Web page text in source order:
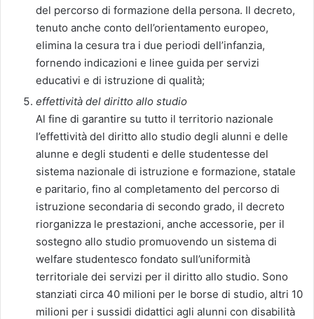
del percorso di formazione della persona. Il decreto,
tenuto anche conto dell’orientamento europeo,
elimina la cesura tra i due periodi dell’infanzia,
fornendo indicazioni e linee guida per servizi
educativi e di istruzione di qualità;
effettività del diritto allo studio
Al fine di garantire su tutto il territorio nazionale
l’effettività del diritto allo studio degli alunni e delle
alunne e degli studenti e delle studentesse del
sistema nazionale di istruzione e formazione, statale
e paritario, fino al completamento del percorso di
istruzione secondaria di secondo grado, il decreto
riorganizza le prestazioni, anche accessorie, per il
sostegno allo studio promuovendo un sistema di
welfare studentesco fondato sull’uniformità
territoriale dei servizi per il diritto allo studio. Sono
stanziati circa 40 milioni per le borse di studio, altri 10
milioni per i sussidi didattici agli alunni con disabilità